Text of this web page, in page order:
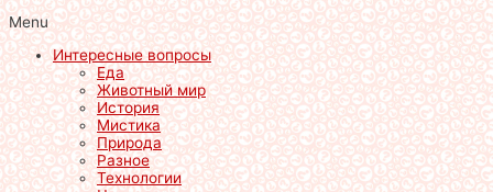
Menu
Интересные вопросы
Еда
Животный мир
История
Мистика
Природа
Разное
Технологии